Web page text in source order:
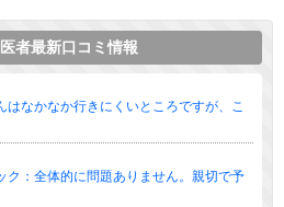
者最新口コミ情報
はなかなか行きにくいところですが、こ
ク：全体的に問題ありません。親切で予